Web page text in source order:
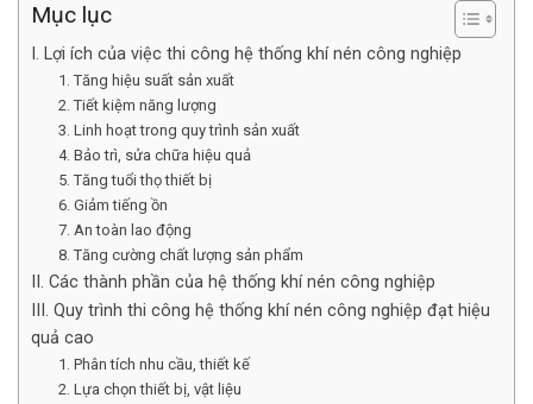
Mục lục
I. Lợi ích của việc thi công hệ thống khí nén công nghiệp
1. Tăng hiệu suất sản xuất
2. Tiết kiệm năng lượng
3. Linh hoạt trong quy trình sản xuất
4. Bảo trì, sửa chữa hiệu quả
5. Tăng tuổi thọ thiết bị
6. Giảm tiếng ồn
7. An toàn lao động
8. Tăng cường chất lượng sản phẩm
II. Các thành phần của hệ thống khí nén công nghiệp
III. Quy trình thi công hệ thống khí nén công nghiệp đạt hiệu
quả cao
1. Phân tích nhu cầu, thiết kế
2. Lựa chọn thiết bị, vật liệu